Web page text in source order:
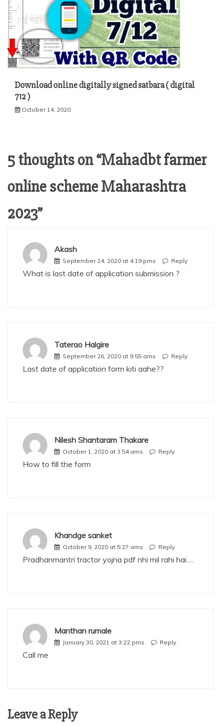
Download online digitally signed satbara ( digital
712 )
October 14, 2020
5 thoughts on “Mahadbt farmer
online scheme Maharashtra
2023”
Akash
September 24, 2020 at 4:19 pms Reply
What is last date of application submission ?
Taterao Halgire
September 26, 2020 at 9:55 ams Reply
Last date of application form kiti aahe??
Nilesh Shantaram Thakare
October 1, 2020 at 3:54 ams Reply
How to fill the form
Khandge sanket
October 9, 2020 at 5:27 ams Reply
Pradhanmantri tractor yojna pdf nhi mil rahi hai….
Manthan rumale
January 30, 2021 at 3:22 pms Reply
Call me
Leave a Reply